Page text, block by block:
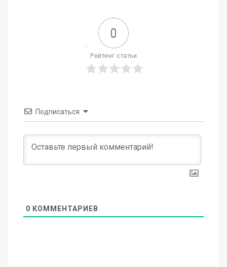
0
Рейтинг статьи
Подписаться
0 КОММЕНТАРИЕВ